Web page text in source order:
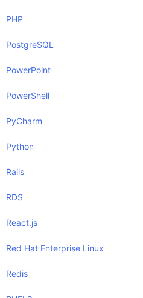
PHP
PostgreSQL
PowerPoint
PowerShell
PyCharm
Python
Rails
RDS
React.js
Red Hat Enterprise Linux
Redis